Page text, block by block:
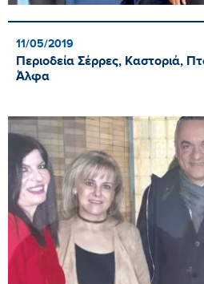
11/05/2019
Περιοδεία Σέρρες, Καστοριά,
Άλφα